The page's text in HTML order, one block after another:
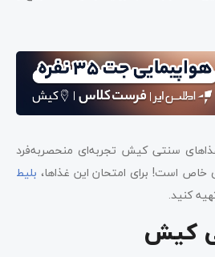
سنتی کیش تجربه‌ای منحصربه‌فرد
خاص است! برای امتحان این غذاها، بلیط
کنید.
کیش